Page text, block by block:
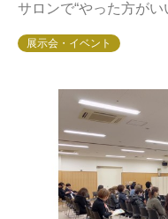
サロンで“やった方がい
も、どのマシンを選ん
展示会・イベント